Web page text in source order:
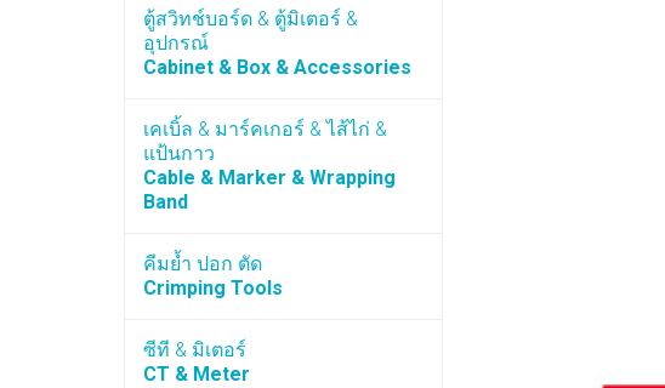
ตู้สวิทช์บอร์ด & ตู้มิเตอร์ &
อุปกรณ์
Cabinet & Box & Accessories
เคเบิ้ล & มาร์คเกอร์ & ไส้ไก่ &
แป้นกาว
Cable & Marker & Wrapping
Band
คีมย้ำ ปอก ตัด
Crimping Tools
ซีที & มิเตอร์
CT & Meter